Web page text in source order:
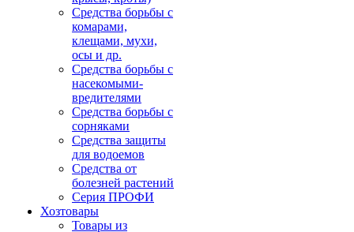
Средства борьбы с
комарами,
клещами, мухи,
осы и др.
Средства борьбы с
насекомыми-
вредителями
Средства борьбы с
сорняками
Средства защиты
для водоемов
Средства от
болезней растений
Серия ПРОФИ
Хозтовары
Товары из